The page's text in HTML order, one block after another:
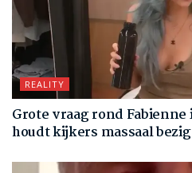
REALITY
Grote vraag rond
houdt kijkers massaal bezig